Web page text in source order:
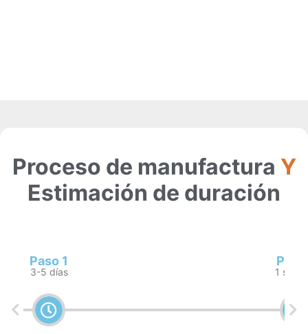
Proceso de manufactura Y
Estimación de duración
Paso 1
3-5 días 1